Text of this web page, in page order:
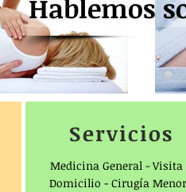
Servicios
Medicina General - Visita
Domicilio - Cirugía
Hablemos